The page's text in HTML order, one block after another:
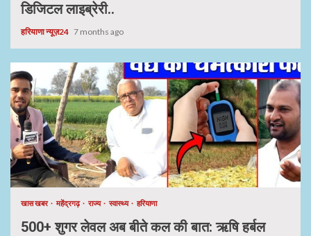
डिजिटल लाइब्रेरी..
हरियाणा न्यूज़24 7 months ago
खास खबर महेंद्रगढ़ राज्य स्वास्थ्य हरियाणा
500+ शुगर लेवल अब बीते कल की बात: ऋषि हर्बल